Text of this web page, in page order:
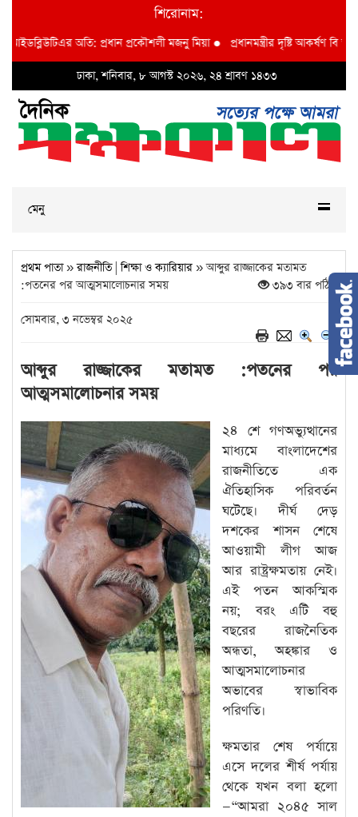
শিরোনাম:
অতি: প্রধান প্রকৌশলী মজনু মিয়া●প্রধানমন্ত্রীর দৃষ্টি আকর্ষণ বি আই
ঢাকা, শনিবার, ৮ আগস্ট ২০২৬, ২৪ শ্রাবণ ১৪৩৩
মেনু
প্রথম পাতা»রাজনীতি|শিক্ষা ও ক্যারিয়ার » আব্দুর রাজ্জাকের মতামত
:পতনের পর আত্মসমালোচনার সময়
৩৯৩ বার পঠিত
সোমবার, ৩ নভেম্বর ২০২৫
আব্দুর রাজ্জাকের মতামত :পতনের পর
আত্মসমালোচনার সময়
২৪ শে গণঅভ্যুত্থানের
মাধ্যমে বাংলাদেশের
রাজনীতিতে এক
ঐতিহাসিক পরিবর্তন
ঘটেছে। দীর্ঘ দেড়
দশকের শাসন শেষে
আওয়ামী লীগ আজ
আর রাষ্ট্রক্ষমতায় নেই।
এই পতন আকস্মিক
নয়; বরং এটি বহু
বছরের রাজনৈতিক
অন্ধতা, অহঙ্কার ও
আত্মসমালোচনার
অভাবের স্বাভাবিক
পরিণতি।
ক্ষমতার শেষ পর্যায়ে
এসে দলের শীর্ষ পর্যায়
থেকে যখন বলা হলো
—“আমরা ২০৪৫ সাল